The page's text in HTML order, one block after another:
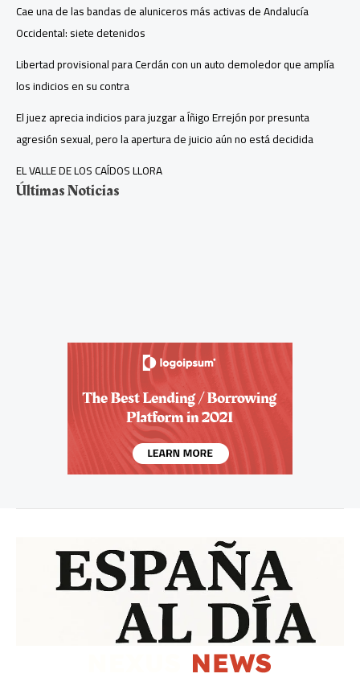
Cae una de las bandas de aluniceros más activas de Andalucía
Occidental: siete detenidos
Libertad provisional para Cerdán con un auto demoledor que amplía
los indicios en su contra
El juez aprecia indicios para juzgar a Íñigo Errejón por presunta
agresión sexual, pero la apertura de juicio aún no está decidida
EL VALLE DE LOS CAÍDOS LLORA
Últimas Noticias